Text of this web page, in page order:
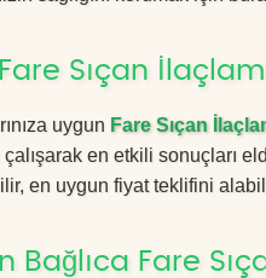
Sıçan
uygun Fare Sıçan
en etkili sonuçları
en uygun fiyat teklifini
Bağlıca Fare